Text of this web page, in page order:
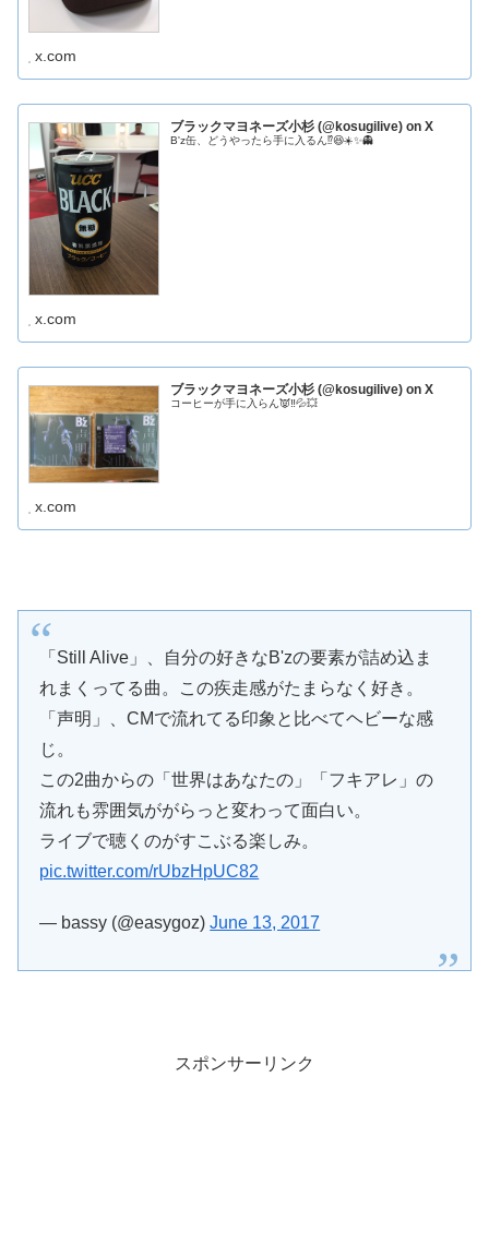
x.com
ブラックマヨネーズ小杉 (@kosugilive) on X
B'z缶、どうやったら手に入るん⁉️😆☀️✨👻
x.com
ブラックマヨネーズ小杉 (@kosugilive) on X
コーヒーが手に入らん👿‼️💦💥
x.com
「Still Alive」、自分の好きなB'zの要素が詰め込ま
れまくってる曲。この疾走感がたまらなく好き。
「声明」、CMで流れてる印象と比べてヘビーな感
じ。
この2曲からの「世界はあなたの」「フキアレ」の
流れも雰囲気ががらっと変わって面白い。
ライブで聴くのがすこぶる楽しみ。
pic.twitter.com/rUbzHpUC82
— bassy (@easygoz)June 13, 2017
スポンサーリンク